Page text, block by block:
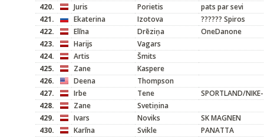
420.
Juris Porietis
pats par sevi
421.
Ekaterina Izotova
?????? Spiros
422.
Elīna Drēziņa
OneDanone
423.
Harijs
Vagars
424.
Artis
Šmits
425.
Zane
Kaspere
426.
Deena
Thompson
427.
Irbe Tene
SPORTLAND/
428.
Zane
Svetiņina
429.
Ivars Noviks
SK MAGNEN
430.
Karīna Svikle
PANATTA